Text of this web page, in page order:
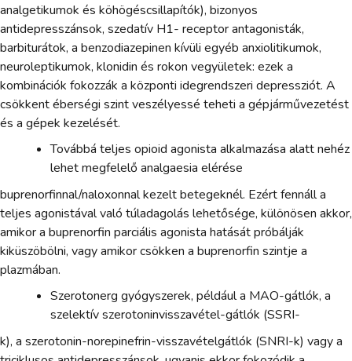
analgetikumok és köhögéscsillapítók), bizonyos
antidepresszánsok, szedatív H1- receptor antagonisták,
barbiturátok, a benzodiazepinen kívüli egyéb anxiolitikumok,
neuroleptikumok, klonidin és rokon vegyületek: ezek a
kombinációk fokozzák a központi idegrendszeri depressziót. A
csökkent éberségi szint veszélyessé teheti a gépjárművezetést
és a gépek kezelését.
Továbbá teljes opioid agonista alkalmazása alatt nehéz
lehet megfelelő analgaesia elérése
buprenorfinnal/naloxonnal kezelt betegeknél. Ezért fennáll a
teljes agonistával való túladagolás lehetősége, különösen akkor,
amikor a buprenorfin parciális agonista hatását próbálják
kiküszöbölni, vagy amikor csökken a buprenorfin szintje a
plazmában.
Szerotonerg gyógyszerek, például a MAO-gátlók, a
szelektív szerotoninvisszavétel-gátlók (SSRI-
k), a szerotonin-norepinefrin-visszavételgátlók (SNRI-k) vagy a